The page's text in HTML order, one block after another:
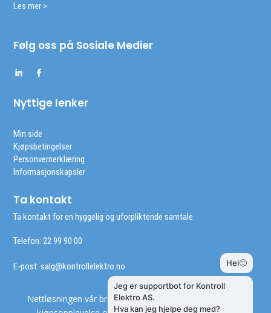
Les mer >
Følg oss på Sosiale Medier
Nyttige lenker
Min side
Kjøpsbetingelser
Personvernerklæring
Informasjonskapsler
Ta kontakt
Ta kontakt for en hyggelig og uforpliktende samtale.
Telefon: 22 99 90 00
E-post: salg@kontrollelektro.no
Nettløsningen vår bruker cookies slik at du får en bedre